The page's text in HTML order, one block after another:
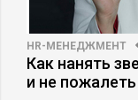
HR-МЕНЕДЖМЕНТ
Как нанять
и не